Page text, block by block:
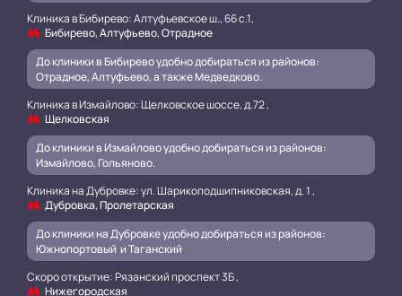
Клиника в Бибирево: Алтуфьевское ш., 66 с.1,
Бибирево, Алтуфьево, Отрадное
До клиники в Бибирево удобно добираться из районов:
Отрадное, Алтуфьево, а также Медведково.
Клиника в Измайлово: Щелковское шоссе, д.72 ,
Щелковская
До клиники в Измайлово удобно добираться из районов:
Измайлово, Гольяново.
Клиника на Дубровке: ул. Шарикоподшипниковская, д. 1 ,
Дубровка, Пролетарская
До клиники на Дубровке удобно добираться из районов:
Южнопортовый и Таганский.
Скоро открытие: Рязанский проспект 3Б ,
Нижегородская